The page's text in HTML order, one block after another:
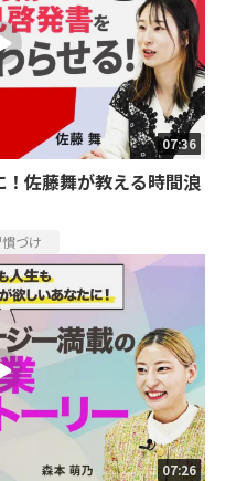
07:36
佐藤舞が教える時間浪
づけ
07:26